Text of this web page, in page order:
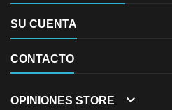
SU CUENTA
CONTACTO
OPINIONES STORE 